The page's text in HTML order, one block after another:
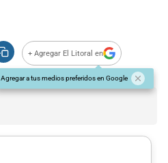
+ Agregar El Litoral en
Agregar a tus medios preferidos en Google